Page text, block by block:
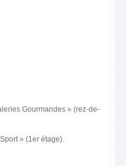
Gourmandes » (rez-de-
» (1er étage).